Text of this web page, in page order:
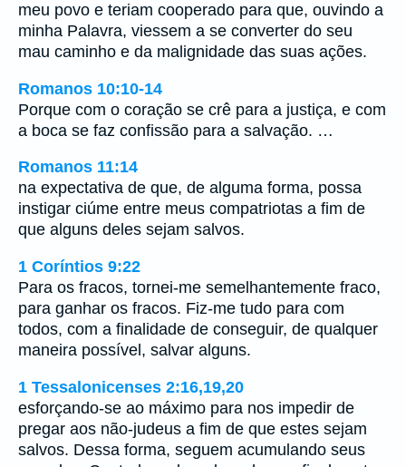
meu povo e teriam cooperado para que, ouvindo a
minha Palavra, viessem a se converter do seu
mau caminho e da malignidade das suas ações.
Romanos 10:10-14
Porque com o coração se crê para a justiça, e com
a boca se faz confissão para a salvação. …
Romanos 11:14
na expectativa de que, de alguma forma, possa
instigar ciúme entre meus compatriotas a fim de
que alguns deles sejam salvos.
1 Coríntios 9:22
Para os fracos, tornei-me semelhantemente fraco,
para ganhar os fracos. Fiz-me tudo para com
todos, com a finalidade de conseguir, de qualquer
maneira possível, salvar alguns.
1 Tessalonicenses 2:16,19,20
esforçando-se ao máximo para nos impedir de
pregar aos não-judeus a fim de que estes sejam
salvos. Dessa forma, seguem acumulando seus